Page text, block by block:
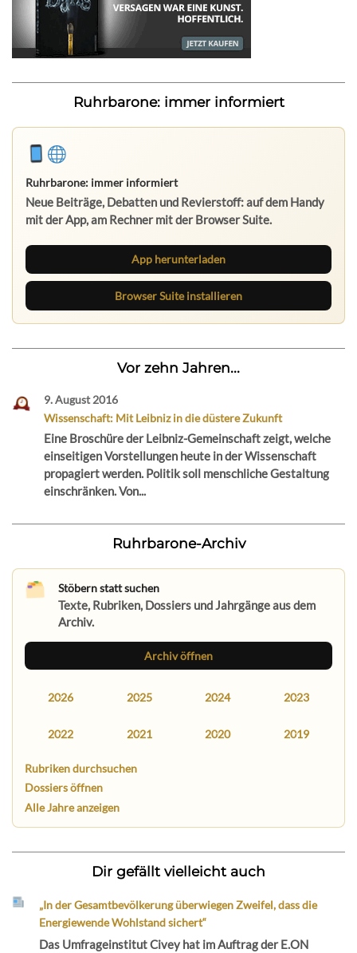
Ruhrbarone: immer informiert
Ruhrbarone: immer informiert
Neue Beiträge, Debatten und Revierstoff: auf dem Handy
mit der App, am Rechner mit der Browser Suite.
App herunterladen
Browser Suite installieren
Vor zehn Jahren...
9. August 2016
Wissenschaft: Mit Leibniz in die düstere Zukunft
Eine Broschüre der Leibniz-Gemeinschaft zeigt, welche
einseitigen Vorstellungen heute in der Wissenschaft
propagiert werden. Politik soll menschliche Gestaltung
einschränken. Von...
Ruhrbarone-Archiv
Stöbern statt suchen
Texte, Rubriken, Dossiers und Jahrgänge aus dem
Archiv.
Archiv öffnen
2026 2025 2024 2023
2022 2021 2020 2019
Rubriken durchsuchen
Dossiers öffnen
Alle Jahre anzeigen
Dir gefällt vielleicht auch
„In der Gesamtbevölkerung überwiegen Zweifel, dass die
Energiewende Wohlstand sichert“
Das Umfrageinstitut Civey hat im Auftrag der E.ON